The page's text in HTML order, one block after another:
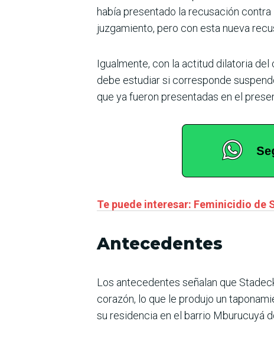
había presentado la recusación
juzgamiento, pero con esta nueva
Igualmente, con la actitud dilatoria
debe estudiar si corresponde
que ya fueron presentadas en el
Te puede interesar: Feminicidio de
Antecedentes
Los antecedentes señalan que
corazón, lo que le produjo un
su residencia en el barrio Mburucuyá